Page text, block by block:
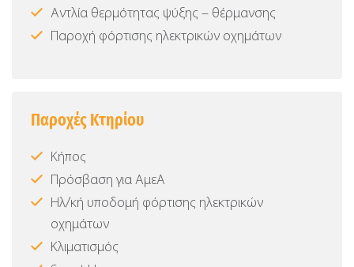
Αντλία θερμότητας ψύξης – θέρμανσης
Παροχή φόρτισης ηλεκτρικών οχημάτων
Παροχές Κτηρίου
Κήπος
Πρόσβαση για ΑμεΑ
Ηλ/κή υποδομή φόρτισης ηλεκτρικών
οχημάτων
Κλιματισμός